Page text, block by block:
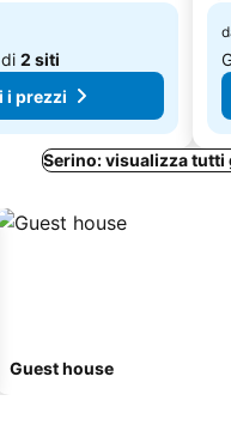
2 siti
i prezzi
Serino: visualizza tutti
Guest house